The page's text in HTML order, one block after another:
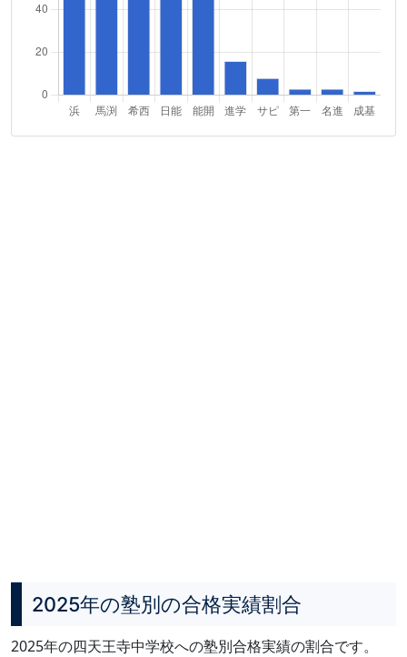
2025年の塾別の合格実績割合
2025年の四天王寺中学校への塾別合格実績の割合です。